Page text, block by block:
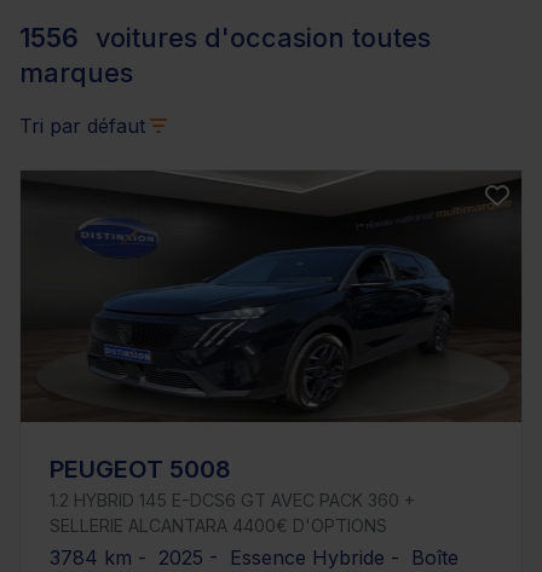
1556
voitures d'occasion toutes
marques
Tri par défaut
PEUGEOT 5008
1.2 HYBRID 145 E-DCS6 GT AVEC PACK 360 +
SELLERIE ALCANTARA 4400€ D'OPTIONS
3784 km - 2025 - Essence Hybride - Boîte